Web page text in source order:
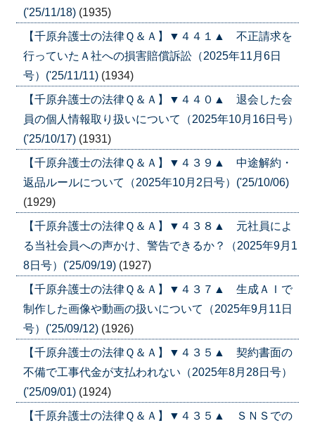
('25/11/18) (1935)
【千原弁護士の法律Ｑ＆Ａ】▼４４１▲ 不正請求を
行っていたＡ社への損害賠償訴訟（2025年11月6日
号）('25/11/11) (1934)
【千原弁護士の法律Ｑ＆Ａ】▼４４０▲ 退会した会
員の個人情報取り扱いについて（2025年10月16日号）
('25/10/17) (1931)
【千原弁護士の法律Ｑ＆Ａ】▼４３９▲ 中途解約・
返品ルールについて（2025年10月2日号）('25/10/06)
(1929)
【千原弁護士の法律Ｑ＆Ａ】▼４３８▲ 元社員によ
る当社会員への声かけ、警告できるか？（2025年9月1
8日号）('25/09/19) (1927)
【千原弁護士の法律Ｑ＆Ａ】▼４３７▲ 生成ＡＩで
制作した画像や動画の扱いについて（2025年9月11日
号）('25/09/12) (1926)
【千原弁護士の法律Ｑ＆Ａ】▼４３５▲ 契約書面の
不備で工事代金が支払われない（2025年8月28日号）
('25/09/01) (1924)
【千原弁護士の法律Ｑ＆Ａ】▼４３５▲ ＳＮＳでの